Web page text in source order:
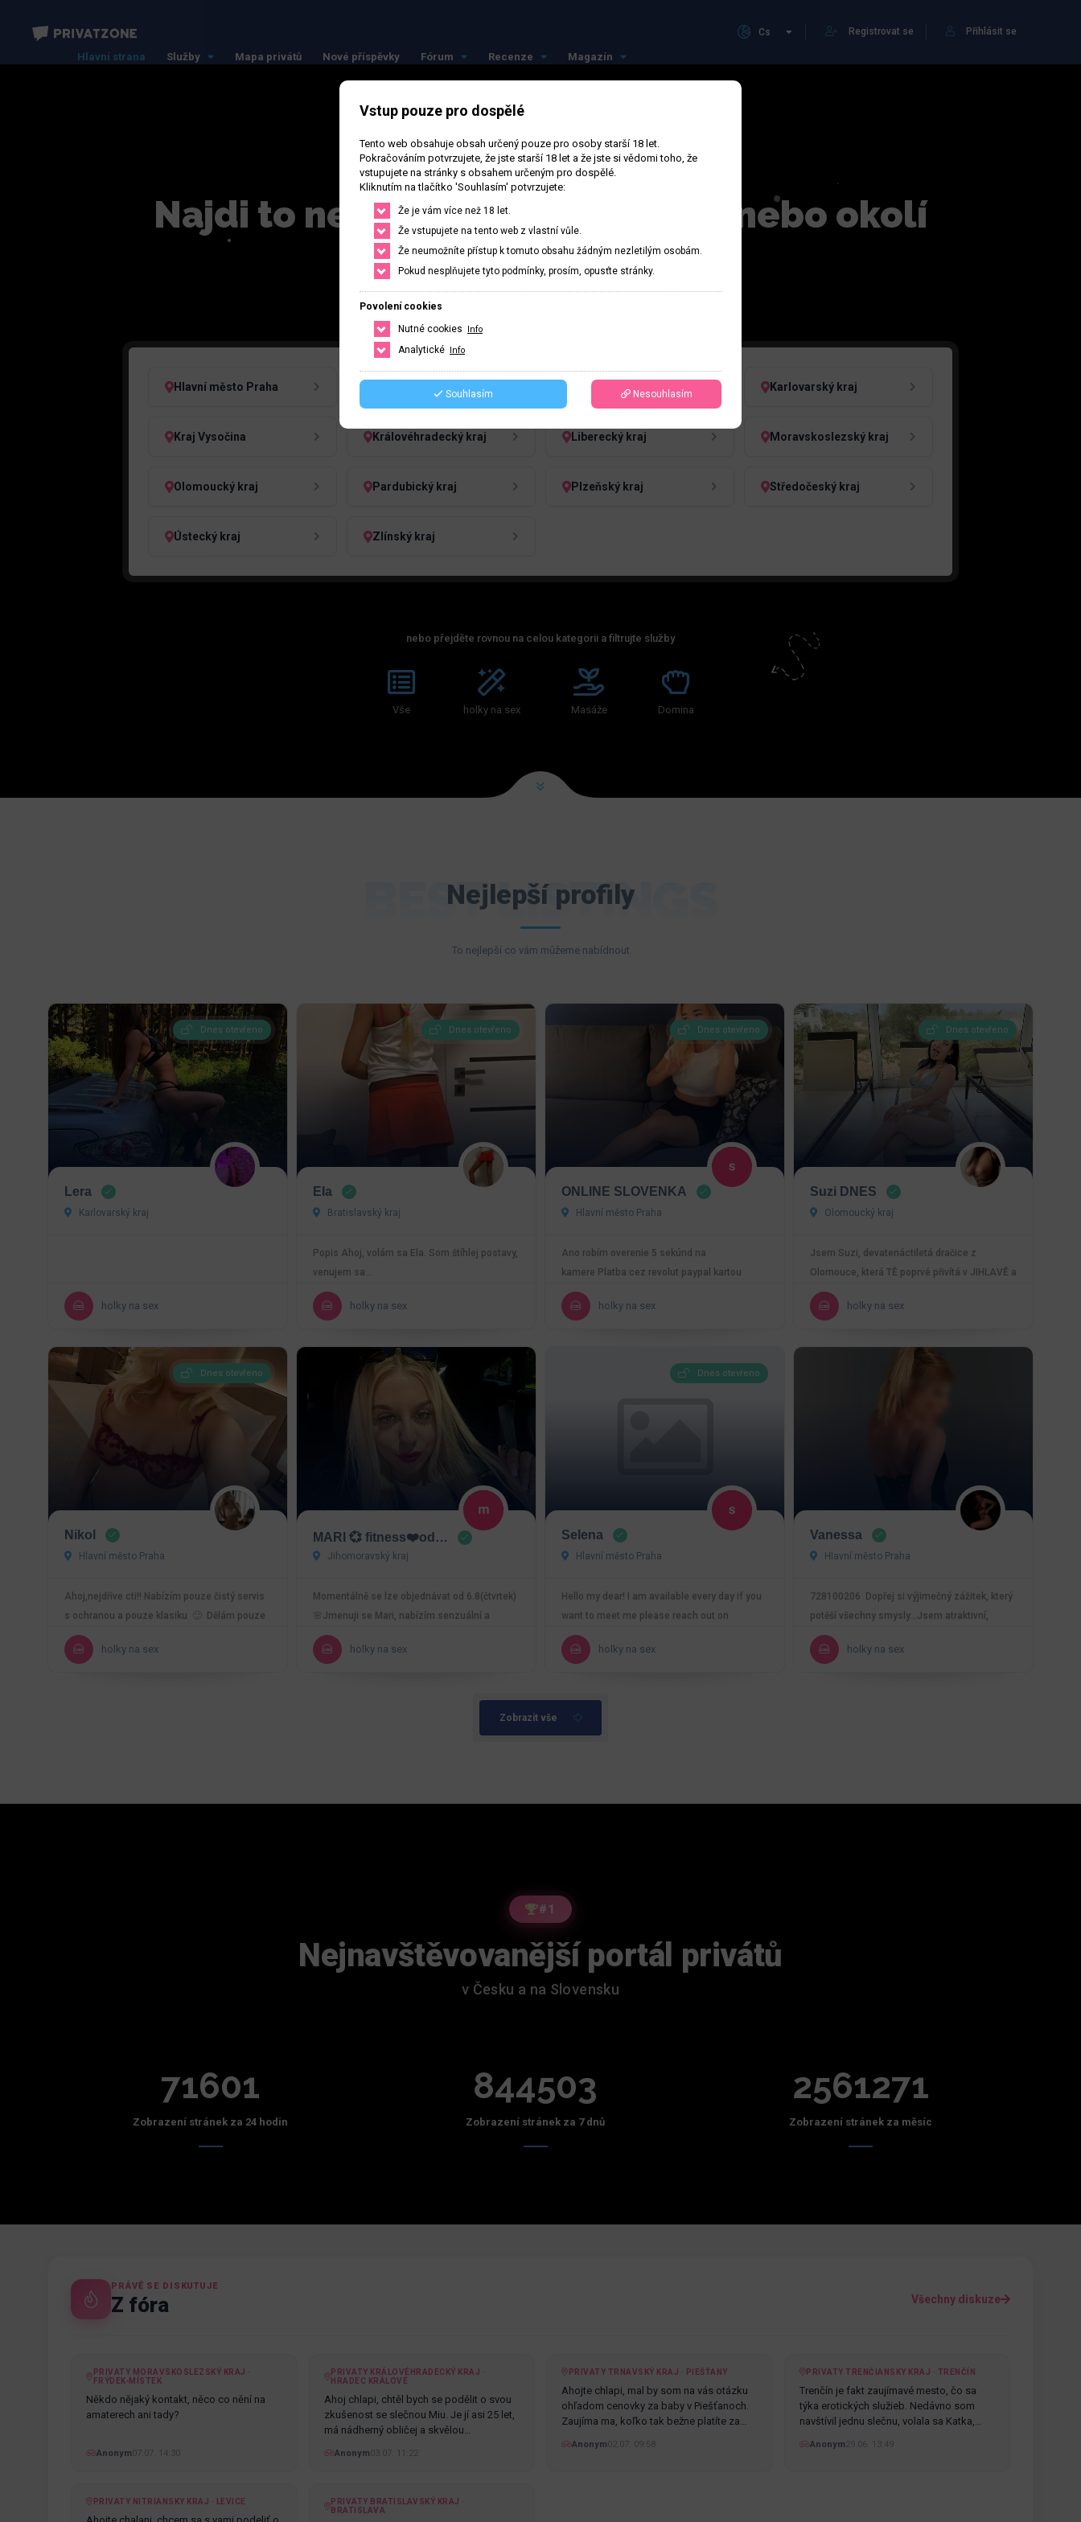
Přihlásit se
Registrovat se
Cs
Hlavní strana Služby Mapa privátů Nové příspěvky Fórum Recenze Magazín
Najdi to nejlepší ve svém městě nebo okolí
Najdi si přesně to co potřebuješ, stačí upravit filtr pro hledání.
Hlavní město Praha Jihomoravský kraj Karlovarský kraj
Kraj Vysočina Královéhradecký kraj Liberecký kraj Moravskoslezský kraj
Olomoucký kraj Pardubický kraj Plzeňský kraj Středočeský kraj
Ústecký kraj Zlínský kraj
nebo přejděte rovnou na celou kategorii a filtrujte služby
Vše holky na sex Masáže Domina
Nejlepší profily
BEST LISTINGS
To nejlepší co vám můžeme nabídnout
Dnes otevřeno
Lera
Karlovarský kraj
holky na sex
Dnes otevřeno
Ela
Bratislavský kraj
Popis Ahoj, volám sa Ela. Som štíhlej postavy,
venujem sa…
holky na sex
Dnes otevřeno
ONLINE SLOVENKA
Hlavní město Praha
Ano robím overenie 5 sekúnd na
kamere Platba cez revolut paypal kartou
Google pay apple pay
holky na sex
Dnes otevřeno
Suzi DNES
Olomoucký kraj
Jsem Suzi, devatenáctiletá dračice z
Olomouce, která TĚ poprvé přivítá v JIHLAVĚ a
která miluje…
holky na sex
Dnes otevřeno
Nikol
Hlavní město Praha
Ahoj,nejdříve cti!! Nabízím pouze čistý servis
s ochranou a pouze klasiku 🙂 Dělám pouze
outcall!!…
holky na sex
MARI 💞 fitness❤️od…
Jihomoravský kraj
Momentálně se lze objednávat od 6.8(čtvrtek)
🌸Jmenuji se Mari, nabízím senzuální a
TANTRA MASÁŽE s…
holky na sex
Dnes otevřeno
Selena
Hlavní město Praha
Hello my dear! I am available every day if you
want to meet me please reach out on
WhatsApp 💓
holky na sex
Vanessa
Hlavní město Praha
728100206 Dopřej si výjimečný zážitek, který
potěší všechny smysly…Jsem atraktivní,
kultivovaná a…
holky na sex
Zobrazit vše
#1
Nejnavštěvovanější portál privátů
v Česku a na Slovensku
71601
Zobrazení stránek za 24 hodin
844503
Zobrazení stránek za 7 dnů
2561271
Zobrazení stránek za měsíc
PRÁVĚ SE DISKUTUJE
Z fóra Všechny diskuze
PRIVATY MORAVSKOSLEZSKÝ KRAJ ·
FRÝDEK-MÍSTEK
Někdo nějaký kontakt, něco co nění na
amaterech ani tady?
Anonym07.07. 14:30
PRIVATY KRÁLOVÉHRADECKÝ KRAJ ·
HRADEC KRÁLOVÉ
Ahoj chlapi, chtěl bych se podělit o svou
zkušenost se slečnou Miu. Je jí asi 25 let,
má nádherný obličej a skvělou…
Anonym03.07. 11:22
PRIVATY TRNAVSKÝ KRAJ · PIEŠŤANY
Ahojte chlapi, mal by som na vás otázku
ohľadom cenovky za baby v Piešťanoch.
Zaujíma ma, koľko tak bežne platíte za…
Anonym02.07. 09:58
PRIVATY TRENČIANSKY KRAJ · TRENČÍN
Trenčín je fakt zaujímavé mesto, čo sa
týka erotických služieb. Nedávno som
navštívil jednu slečnu, volala sa Katka,…
Anonym29.06. 13:49
PRIVATY NITRIANSKY KRAJ · LEVICE
PRIVATY BRATISLAVSKÝ KRAJ ·
BRATISLAVA
Vstup pouze pro dospělé
Tento web obsahuje obsah určený pouze pro osoby starší 18 let.
Pokračováním potvrzujete, že jste starší 18 let a že jste si vědomi toho, že
vstupujete na stránky s obsahem určeným pro dospělé.
Kliknutím na tlačítko 'Souhlasím' potvrzujete:
Že je vám více než 18 let.
Že vstupujete na tento web z vlastní vůle.
Že neumožníte přístup k tomuto obsahu žádným nezletilým osobám.
Pokud nesplňujete tyto podmínky, prosím, opusťte stránky.
Povolení cookies
Nutné cookies
Info
Analytické Info
Souhlasím Nesouhlasím